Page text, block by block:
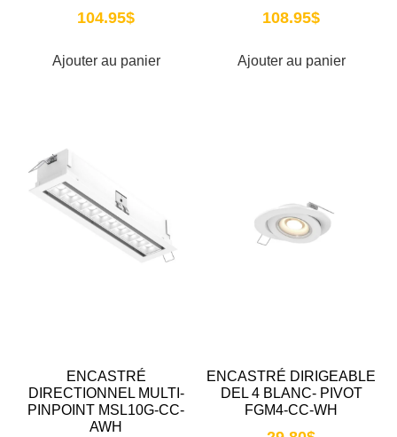
104.95$
Ajouter au panier
108.95$
Ajouter au panier
ENCASTRÉ
DIRECTIONNEL MULTI-
PINPOINT MSL10G-CC-
AWH
ENCASTRÉ DIRIGEABLE
DEL 4 BLANC- PIVOT
FGM4-CC-WH